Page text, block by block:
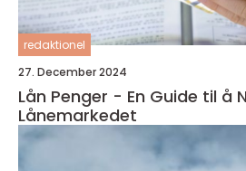
redaktionel
27. December 2024
Lån Penger - En Guide til å
Lånemarkedet